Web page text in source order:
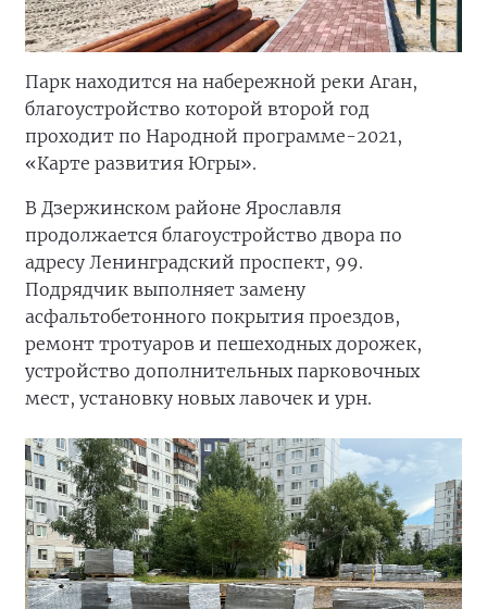
Парк находится на набережной реки Аган,
благоустройство которой второй год
проходит по Народной программе-2021,
«Карте развития Югры».
В Дзержинском районе Ярославля
продолжается благоустройство двора по
адресу Ленинградский проспект, 99.
Подрядчик выполняет замену
асфальтобетонного покрытия проездов,
ремонт тротуаров и пешеходных дорожек,
устройство дополнительных парковочных
мест, установку новых лавочек и урн.